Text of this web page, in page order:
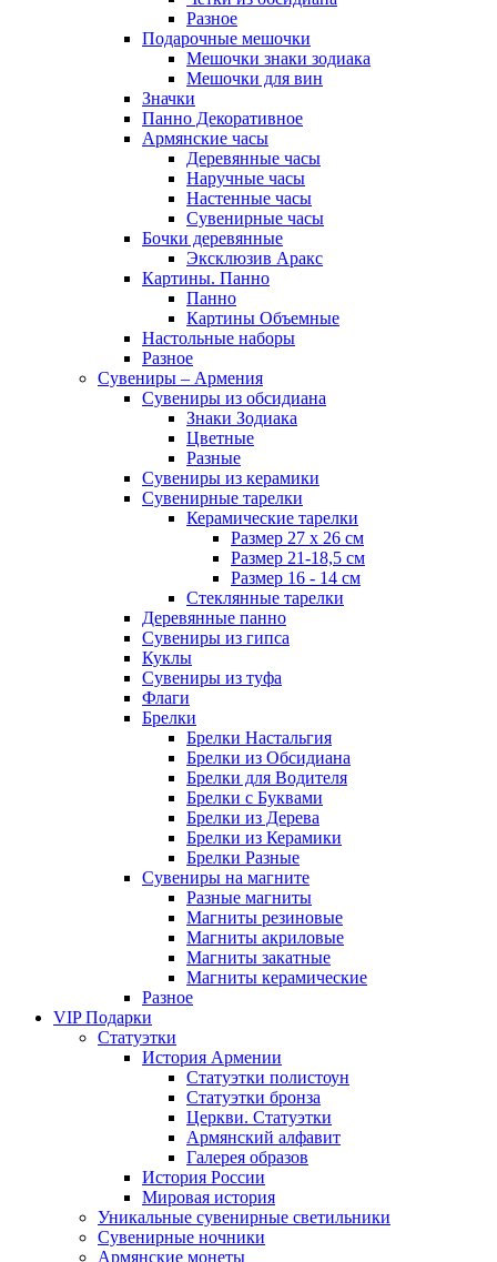
Разное
Подарочные мешочки
Мешочки знаки зодиака
Мешочки для вин
Значки
Панно Декоративное
Армянские часы
Деревянные часы
Наручные часы
Настенные часы
Сувенирные часы
Бочки деревянные
Эксклюзив Аракс
Картины. Панно
Панно
Картины Объемные
Настольные наборы
Разное
Сувениры – Армения
Сувениры из обсидиана
Знаки Зодиака
Цветные
Разные
Сувениры из керамики
Сувенирные тарелки
Керамические тарелки
Размер 27 х 26 см
Размер 21-18,5 см
Размер 16 - 14 см
Стеклянные тарелки
Деревянные панно
Сувениры из гипса
Куклы
Сувениры из туфа
Флаги
Брелки
Брелки Настальгия
Брелки из Обсидиана
Брелки для Водителя
Брелки с Буквами
Брелки из Дерева
Брелки из Керамики
Брелки Разные
Сувениры на магните
Разные магниты
Магниты резиновые
Магниты акриловые
Магниты закатные
Магниты керамические
Разное
VIP Подарки
Статуэтки
История Армении
Статуэтки полистоун
Статуэтки бронза
Церкви. Статуэтки
Армянский алфавит
Галерея образов
История России
Мировая история
Уникальные сувенирные светильники
Сувенирные ночники
Армянские монеты